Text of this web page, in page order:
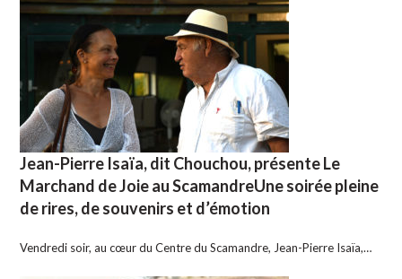
Jean-Pierre Isaïa, dit Chouchou, présente Le
Marchand de Joie au ScamandreUne soirée pleine
de rires, de souvenirs et d’émotion
Vendredi soir, au cœur du Centre du Scamandre, Jean-Pierre Isaïa,…